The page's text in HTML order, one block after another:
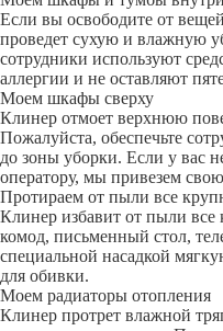
Если вы освободите от
проведет сухую и влажную
сотрудники используют
аллергии и не оставляют
Моем шкафы сверху
Клинер отмоет верхнюю
Пожалуйста, обеспечьте
до зоны уборки. Если у вас
оператору, мы привезем
Протираем от пыли все
Клинер избавит от пыли все
комод, письменный стол,
специальной насадкой
для обивки.
Моем радиаторы отопления
Клинер протрет влажной